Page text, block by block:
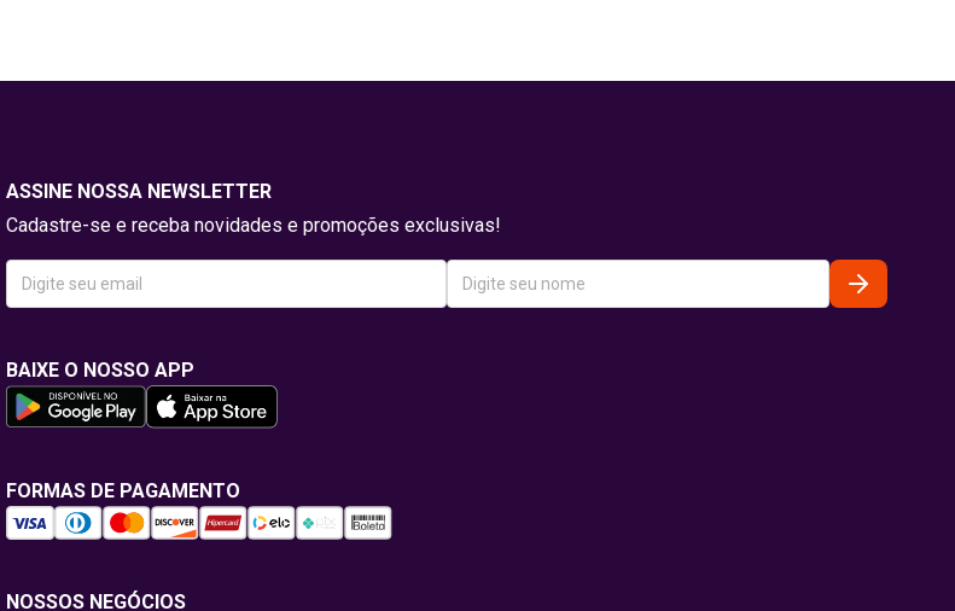
ASSINE NOSSA NEWSLETTER
Cadastre-se e receba novidades e promoções exclusivas!
BAIXE O NOSSO APP
FORMAS DE PAGAMENTO
NOSSOS NEGÓCIOS